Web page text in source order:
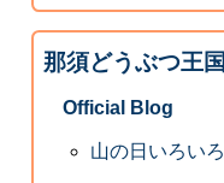
那須どうぶつ王国
Official Blog
山の日いろいろ